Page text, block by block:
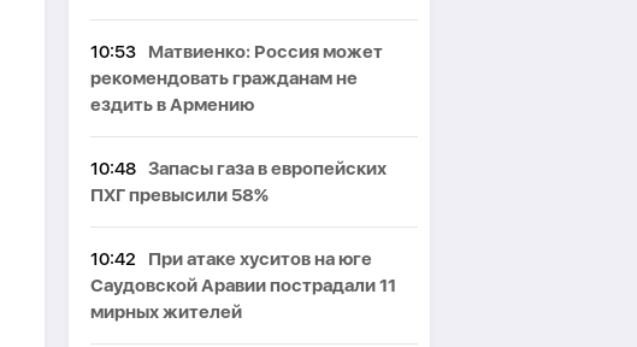
10:53
Матвиенко: Россия может
рекомендовать гражданам не
ездить в Армению
10:48 Запасы газа в европейских
ПХГ превысили 58%
10:42
При атаке хуситов на юге
Саудовской Аравии пострадали 11
мирных жителей